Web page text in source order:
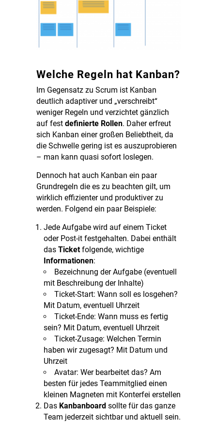
Welche Regeln hat Kanban?
Im Gegensatz zu Scrum ist Kanban
deutlich adaptiver und „verschreibt“
weniger Regeln und verzichtet gänzlich
auf fest definierte Rollen. Daher erfreut
sich Kanban einer großen Beliebtheit, da
die Schwelle gering ist es auszuprobieren
– man kann quasi sofort loslegen.
Dennoch hat auch Kanban ein paar
Grundregeln die es zu beachten gilt, um
wirklich effizienter und produktiver zu
werden. Folgend ein paar Beispiele:
Jede Aufgabe wird auf einem Ticket
oder Post-it festgehalten. Dabei enthält
das Ticketfolgende, wichtige
Informationen:
Bezeichnung der Aufgabe (eventuell
mit Beschreibung der Inhalte)
Ticket-Start: Wann soll es losgehen?
Mit Datum, eventuell Uhrzeit
Ticket-Ende: Wann muss es fertig
sein? Mit Datum, eventuell Uhrzeit
Ticket-Zusage: Welchen Termin
haben wir zugesagt? Mit Datum und
Uhrzeit
Avatar: Wer bearbeitet das? Am
besten für jedes Teammitglied einen
kleinen Magneten mit Konterfei erstellen
Das Kanbanboard sollte für das ganze
Team jederzeit sichtbar und aktuell sein.